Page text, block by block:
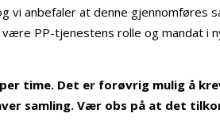
vi anbefaler at denne gjennomføres
være PP-tjenestens rolle og mandat i
time. Det er forøvrig mulig å
samling. Vær obs på at det